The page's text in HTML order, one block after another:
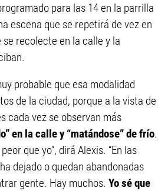
para las 14 en la parrilla
escena que se repetirá de vez en
se recolecte en la calle y la
probable que esa modalidad
de la ciudad, porque a la vista de
cada vez se observan más
en la calle y “matándose” de frío.
que yo”, dirá Alexis. “En las
dejado o quedan abandonadas
gente. Hay muchos. Yo sé que